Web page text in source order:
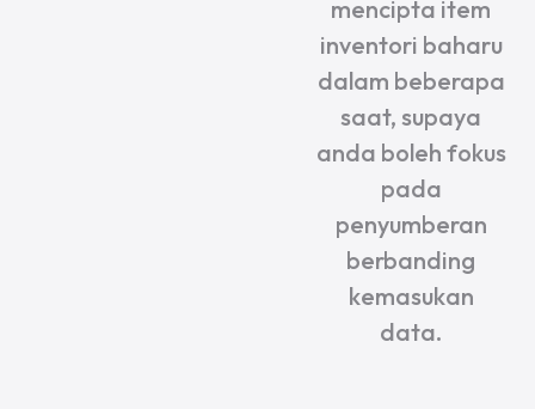
mencipta item
inventori baharu
dalam beberapa
saat, supaya
anda boleh fokus
pada
penyumberan
berbanding
kemasukan
data.